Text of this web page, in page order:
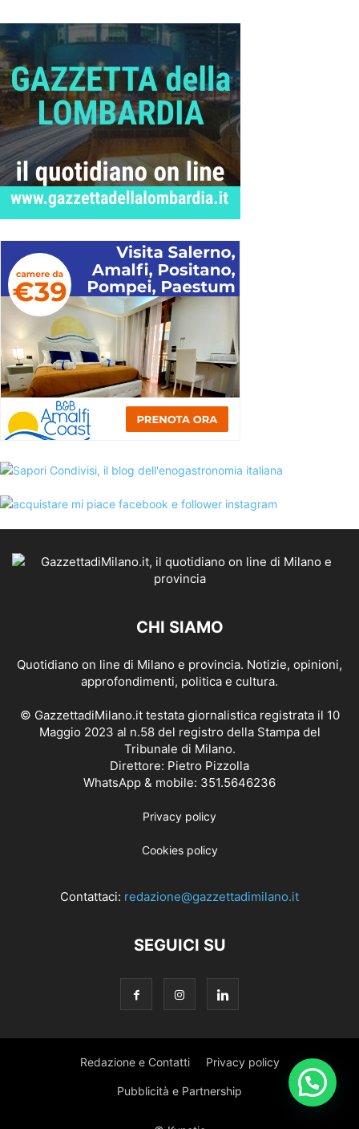
CHI SIAMO
Quotidiano on line di Milano e provincia. Notizie, opinioni,
approfondimenti, politica e cultura.
© GazzettadiMilano.it testata giornalistica registrata il 10
Maggio 2023 al n.58 del registro della Stampa del
Tribunale di Milano.
Direttore: Pietro Pizzolla
WhatsApp & mobile: 351.5646236
Privacy policy
Cookies policy
Contattaci: redazione@gazzettadimilano.it
SEGUICI SU
Redazione e Contatti Privacy policy
Pubblicità e Partnership